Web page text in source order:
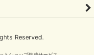
Reserved.